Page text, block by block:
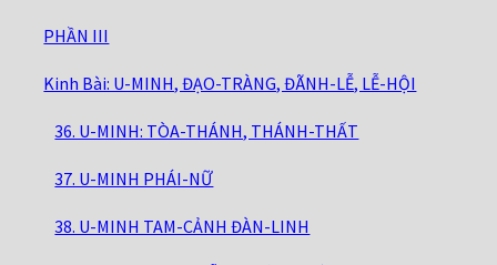
PHẦN III
Kinh Bài: U-MINH, ĐẠO-TRÀNG, ĐÃNH-LỄ, LỄ-HỘI
36. U-MINH: TÒA-THÁNH, THÁNH-THẤT
37. U-MINH PHÁI-NỮ
38. U-MINH TAM-CẢNH ĐÀN-LINH